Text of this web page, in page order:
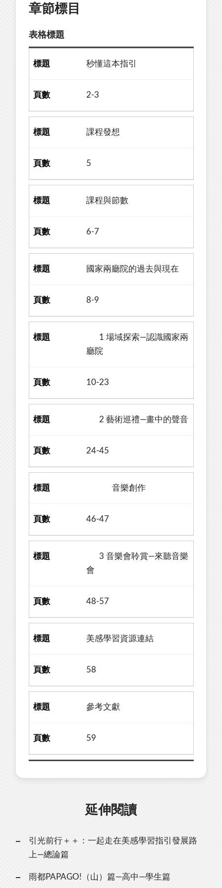
章節標目
表格標題
秒懂這本指引
2-3
課程發想
5
課程與節數
6-7
國家兩廳院的過去與現在
8-9
1 場域探索—認識國家兩
廳院
10-23
2 藝術巡禮—畫中的聲音
24-45
音樂創作
46-47
3 音樂會聆賞—來聽音樂
會
48-57
美感學習資源連結
58
參考文獻
59
延伸閱讀
引光前行＋＋：一起走在美感學習指引發展路
上—總論篇
雨都PAPAGO!（山）篇—高中—學生篇